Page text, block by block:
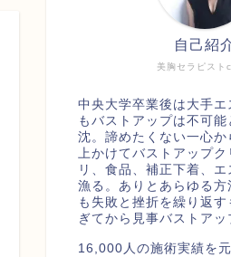
美胸セラピスト
自己紹
中央大学卒業後は大手エ
もバストアップは不可
沈。諦めたくない一心
上かけてバストアップク
リ、食品、補正下着、
漁る。ありとあらゆる
も失敗と挫折を繰り返
ぎてから見事バストアッ
16,000人の施術実績を